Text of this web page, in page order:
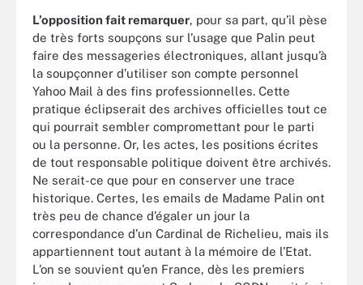
L’opposition fait remarquer, pour sa part, qu’il pèse
de très forts soupçons sur l’usage que Palin peut
faire des messageries électroniques, allant jusqu’à
la soupçonner d’utiliser son compte personnel
Yahoo Mail à des fins professionnelles. Cette
pratique éclipserait des archives officielles tout ce
qui pourrait sembler compromettant pour le parti
ou la personne. Or, les actes, les positions écrites
de tout responsable politique doivent être archivés.
Ne serait-ce que pour en conserver une trace
historique. Certes, les emails de Madame Palin ont
très peu de chance d’égaler un jour la
correspondance d’un Cardinal de Richelieu, mais ils
appartiennent tout autant à la mémoire de l’Etat.
L’on se souvient qu’en France, dès les premiers